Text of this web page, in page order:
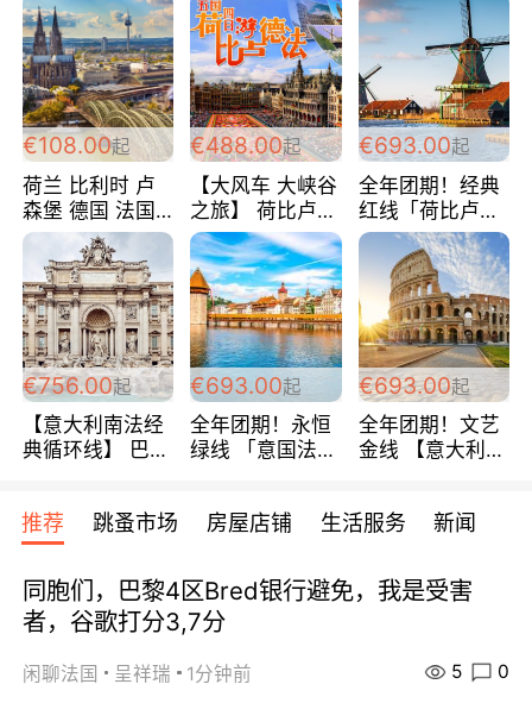
€108.00起
荷兰 比利时 卢
森堡 德国 法国
超爽玩遍西欧 循
环线 全程四星宾
馆 108欧/人/天
€488.00起
【大风车 大峡谷
之旅】 荷比卢德
法 巴黎上下 经
典五国四日游
488欧/人
€693.00起
全年团期！经典
红线「荷比卢德
法」七天循环 五
国 仅售99欧/人/
天！巴黎上下！
包拼房~
€756.00起
【意大利南法经
典循环线】 巴黎
宾馆 108欧/天起
全程756欧/位
€693.00起
全年团期！永恒
绿线 「意国法
欧/天起 ~包拼房
€693.00起
全年团期！文艺
金线 【意大利一
每周铁发！
推荐 跳蚤市场 房屋店铺 生活服务 新闻
同胞们，巴黎4区Bred银行避免，我是受害
者，谷歌打分3,7分
闲聊法国 呈祥瑞 1分钟前 5 0